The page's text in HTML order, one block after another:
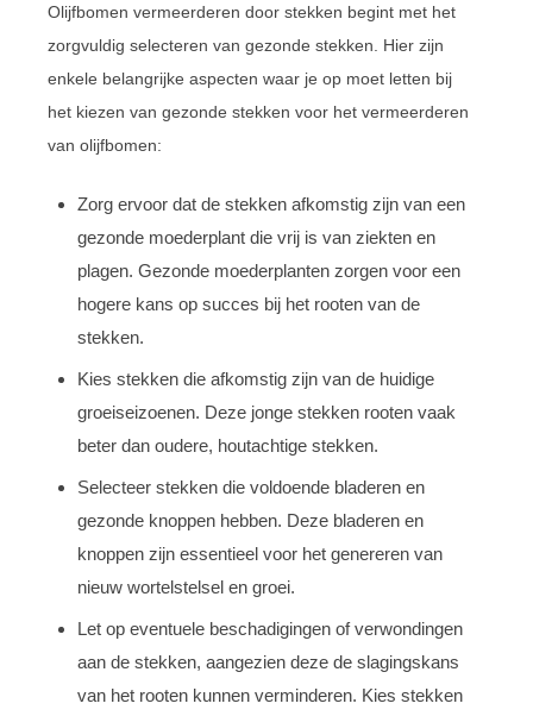
Olijfbomen vermeerderen door stekken begint met het
zorgvuldig selecteren van gezonde stekken. Hier zijn
enkele belangrijke aspecten waar je op moet letten bij
het kiezen van gezonde stekken voor het vermeerderen
van olijfbomen:
Zorg ervoor dat de stekken afkomstig zijn van een
gezonde moederplant die vrij is van ziekten en
plagen. Gezonde moederplanten zorgen voor een
hogere kans op succes bij het rooten van de
stekken.
Kies stekken die afkomstig zijn van de huidige
groeiseizoenen. Deze jonge stekken rooten vaak
beter dan oudere, houtachtige stekken.
Selecteer stekken die voldoende bladeren en
gezonde knoppen hebben. Deze bladeren en
knoppen zijn essentieel voor het genereren van
nieuw wortelstelsel en groei.
Let op eventuele beschadigingen of verwondingen
aan de stekken, aangezien deze de slagingskans
van het rooten kunnen verminderen. Kies stekken